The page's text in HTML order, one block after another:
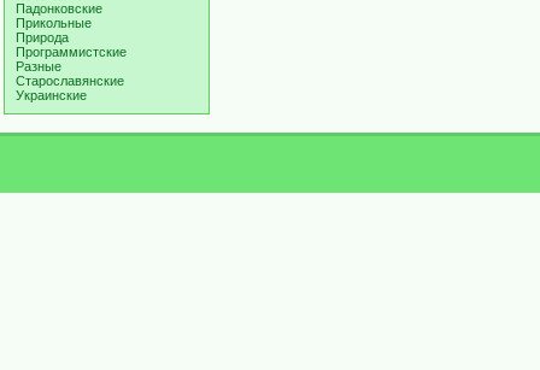
Падонковские
Прикольные
Природа
Программистские
Разные
Старославянские
Украинские